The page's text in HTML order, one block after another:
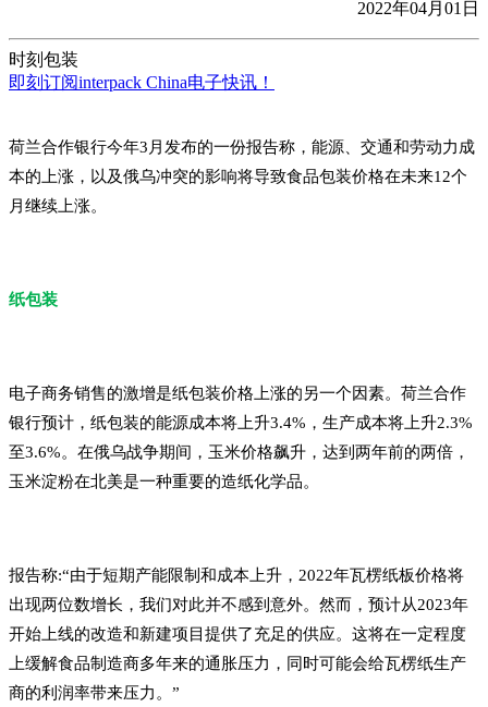
2022年04月01日
时刻包装
即刻订阅interpack China电子快讯！
荷兰合作银行今年3月发布的一份报告称，能源、交通和劳动力成
本的上涨，以及俄乌冲突的影响将导致食品包装价格在未来12个
月继续上涨。
纸包装
电子商务销售的激增是纸包装价格上涨的另一个因素。荷兰合作
银行预计，纸包装的能源成本将上升3.4%，生产成本将上升2.3%
至3.6%。在俄乌战争期间，玉米价格飙升，达到两年前的两倍，
玉米淀粉在北美是一种重要的造纸化学品。
报告称:“由于短期产能限制和成本上升，2022年瓦楞纸板价格将
出现两位数增长，我们对此并不感到意外。然而，预计从2023年
开始上线的改造和新建项目提供了充足的供应。这将在一定程度
上缓解食品制造商多年来的通胀压力，同时可能会给瓦楞纸生产
商的利润率带来压力。”